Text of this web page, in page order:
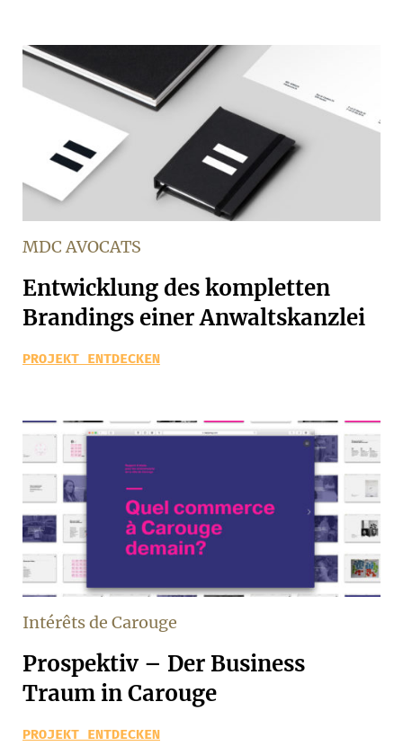
MDC AVOCATS
Entwicklung des kompletten
Brandings einer Anwaltskanzlei
PROJEKT ENTDECKEN
Intérêts de Carouge
Prospektiv – Der Business
Traum in Carouge
PROJEKT ENTDECKEN